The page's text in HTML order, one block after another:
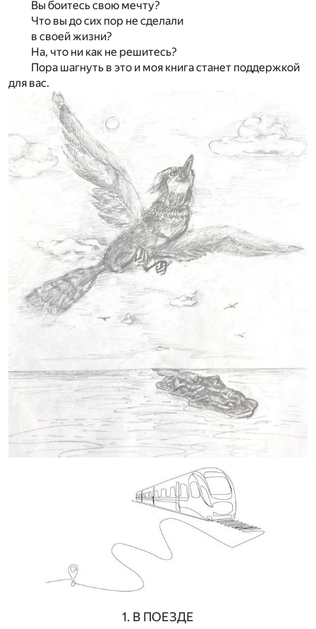
Вы боитесь свою мечту?
Что вы до сих пор не сделали
в своей жизни?
На, что ни как не решитесь?
Пора шагнуть в это и моя книга станет поддержкой
для вас.
1. В ПОЕЗДЕ